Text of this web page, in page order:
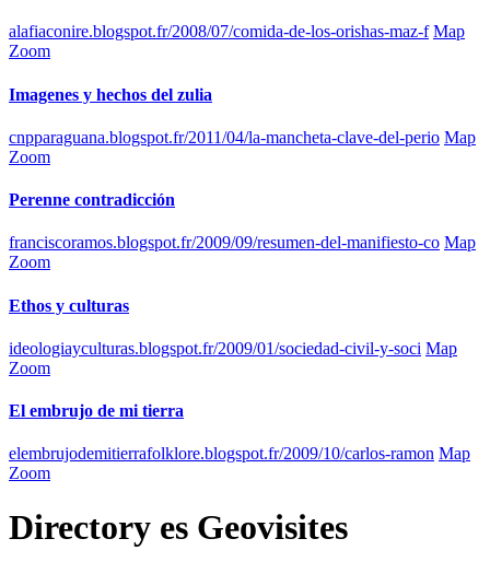
alafiaconire.blogspot.fr/2008/07/comida-de-los-orishas-maz-f Map
Zoom
Imagenes y hechos del zulia
cnpparaguana.blogspot.fr/2011/04/la-mancheta-clave-del-perio Map
Zoom
Perenne contradicción
franciscoramos.blogspot.fr/2009/09/resumen-del-manifiesto-co Map
Zoom
Ethos y culturas
ideologiayculturas.blogspot.fr/2009/01/sociedad-civil-y-soci Map
Zoom
El embrujo de mi tierra
elembrujodemitierrafolklore.blogspot.fr/2009/10/carlos-ramon Map
Zoom
Directory es Geovisites